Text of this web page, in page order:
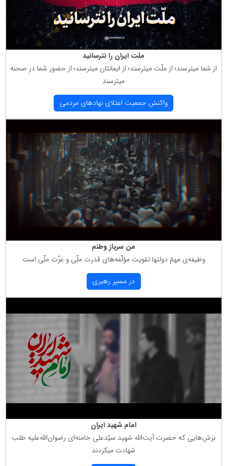
ملت ایران را نترسانید
از شما میترسند؛ از ملّت میترسند؛ از ایمانتان میترسند؛ از حضور شما در صحنه
میترسند
واكنش جمعیت اعتلای نهادهای مردمی
من سرباز وطنم
وظیفه‌ی مهمّ دولتها تقویت مؤلّفه‌های قدرت ملّی و عزّت ملّی است
در مسیر رهبری
امام شهید ایران
برش‌هایی كه حضرت آیت‌الله شهید سیّدعلی خامنه‌ای رضوان‌الله‌علیه طلب
شهادت میكردند